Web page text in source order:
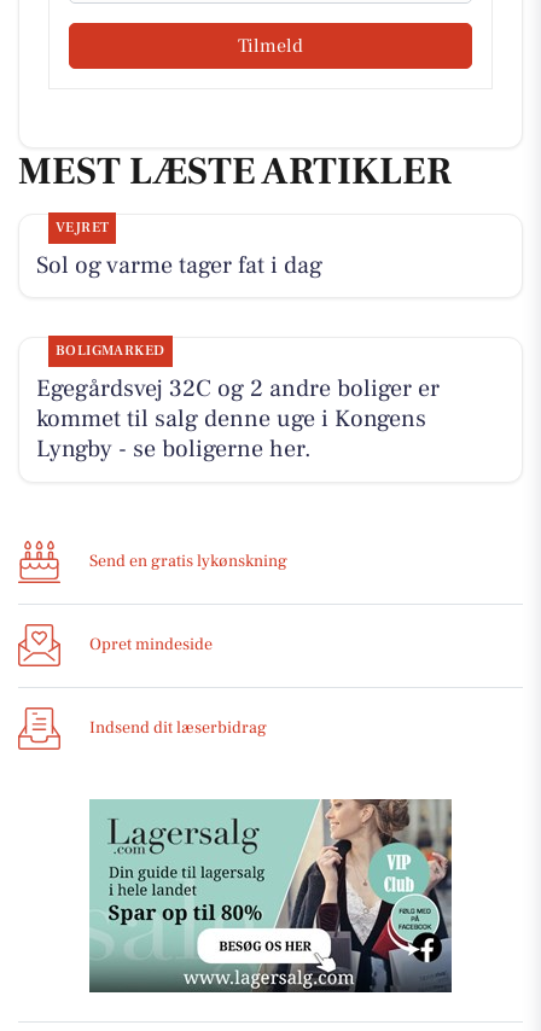
Tilmeld
MEST LÆSTE ARTIKLER
VEJRET
Sol og varme tager fat i dag
BOLIGMARKED
Egegårdsvej 32C og 2 andre boliger er
kommet til salg denne uge i Kongens
Lyngby - se boligerne her.
Send en gratis lykønskning
Opret mindeside
Indsend dit læserbidrag